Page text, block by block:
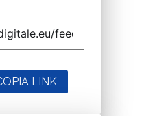
LINK